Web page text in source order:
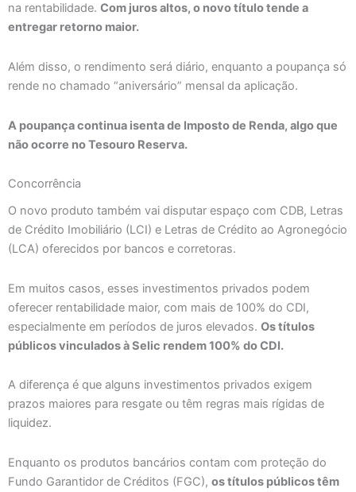
na rentabilidade. Com juros altos, o novo título tende a
entregar retorno maior.
Além disso, o rendimento será diário, enquanto a poupança só
rende no chamado “aniversário” mensal da aplicação.
A poupança continua isenta de Imposto de Renda, algo que
não ocorre no Tesouro Reserva.
Concorrência
O novo produto também vai disputar espaço com CDB, Letras
de Crédito Imobiliário (LCI) e Letras de Crédito ao Agronegócio
(LCA) oferecidos por bancos e corretoras.
Em muitos casos, esses investimentos privados podem
oferecer rentabilidade maior, com mais de 100% do CDI,
especialmente em períodos de juros elevados. Os títulos
públicos vinculados à Selic rendem 100% do CDI.
A diferença é que alguns investimentos privados exigem
prazos maiores para resgate ou têm regras mais rígidas de
liquidez.
Enquanto os produtos bancários contam com proteção do
Fundo Garantidor de Créditos (FGC), os títulos públicos têm